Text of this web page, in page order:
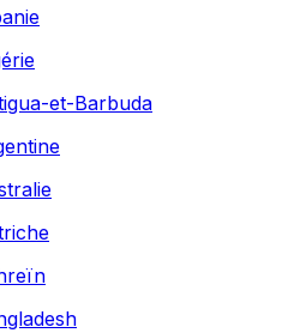
et-Barbuda